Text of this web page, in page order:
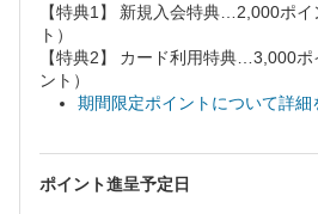
【特典1】 新規入会特典…2,000ポ
ト）
【特典2】 カード利用特典…3,000
ント）
期間限定ポイントについて詳細
ポイント進呈予定日